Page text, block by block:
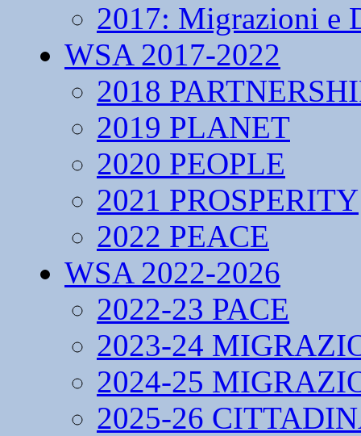
2017: Migrazioni e
WSA 2017-2022
2018
2019 PLANET
2020 PEOPLE
2021 PROSPERITY
2022 PEACE
WSA 2022-2026
2022-23 PACE
2023-24
2024-25
2025-26